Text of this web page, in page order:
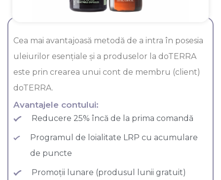
Cea mai avantajoasă metodă de a intra în posesia
uleiurilor esenţiale şi a produselor la doTERRA
este prin crearea unui cont de membru (client)
doTERRA.
Avantajele contului:
Reducere 25% încă de la prima comandă
Programul de loialitate LRP cu acumulare
de puncte
Promoții lunare (produsul lunii gratuit)